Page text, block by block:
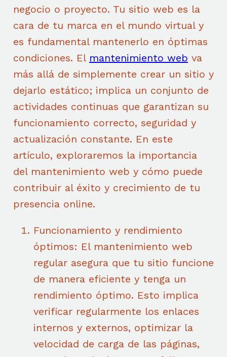
negocio o proyecto. Tu sitio web es la
cara de tu marca en el mundo virtual y
es fundamental mantenerlo en óptimas
condiciones. El mantenimiento web va
más allá de simplemente crear un sitio y
dejarlo estático; implica un conjunto de
actividades continuas que garantizan su
funcionamiento correcto, seguridad y
actualización constante. En este
artículo, exploraremos la importancia
del mantenimiento web y cómo puede
contribuir al éxito y crecimiento de tu
presencia online.
Funcionamiento y rendimiento
óptimos: El mantenimiento web
regular asegura que tu sitio funcione
de manera eficiente y tenga un
rendimiento óptimo. Esto implica
verificar regularmente los enlaces
internos y externos, optimizar la
velocidad de carga de las páginas,